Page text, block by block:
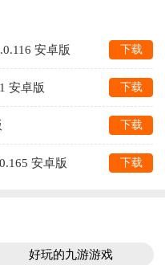
安卓版 下载
安卓版 下载
下载
安卓版 下载
好玩的九游游戏